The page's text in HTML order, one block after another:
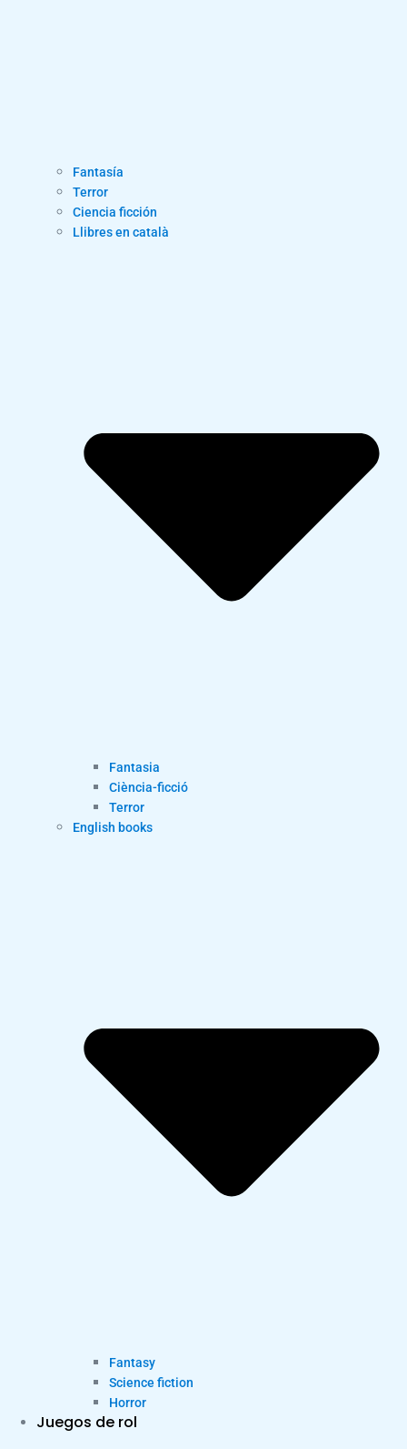
Fantasía
Terror
Ciencia ficción
Llibres en català
Fantasia
Ciència-ficció
Terror
English books
Fantasy
Science fiction
Horror
Juegos de rol